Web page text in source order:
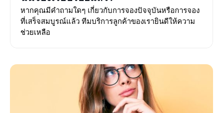
หากคุณมีคำถามใดๆ เกี่ยวกับการจองปัจจุบันหรือการจอง
ที่เสร็จสมบูรณ์แล้ว ทีมบริการลูกค้าของเรายินดีให้ความ
ช่วยเหลือ